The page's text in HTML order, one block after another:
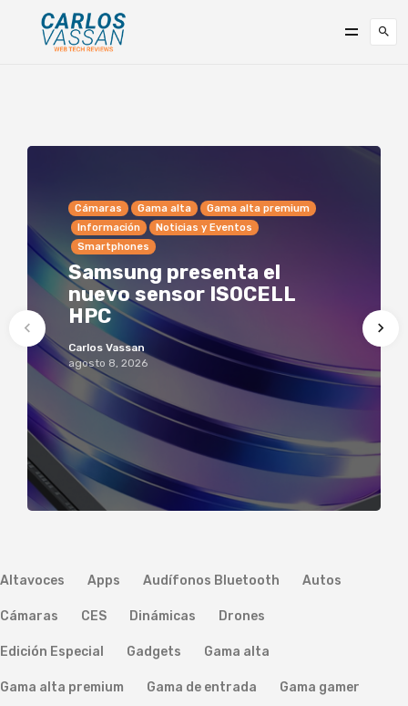
Cámaras Gama alta
Gama alta premium
Información
Noticias y Eventos
Smartphones
Samsung presenta el
nuevo sensor ISOCELL
HPC
Carlos Vassan
agosto 8, 2026
Altavoces Apps Audífonos Bluetooth Autos
Cámaras CES Dinámicas Drones
Edición Especial Gadgets Gama alta
Gama alta premium Gama de entrada Gama gamer